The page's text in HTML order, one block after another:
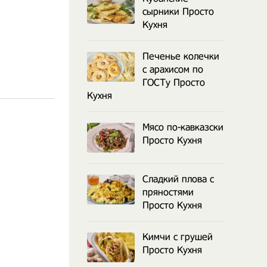
сырники Просто
Кухня
Печенье колечки
с арахисом по
ГОСТу Просто
Кухня
Мясо по-кавказски
Просто Кухня
Сладкий плова с
пряностями
Просто Кухня
Кимчи с грушей
Просто Кухня